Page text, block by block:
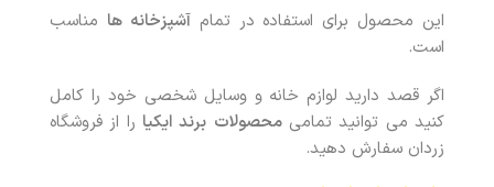
این محصول برای استفاده در تمامآشپزخانه ها مناسب
است.
اگر قصد دارید لوازم خانه و وسایل شخصی خود را کامل
کنید می توانید تمامیمحصولات برند ایکیا را از فروشگاه
زردان سفارش دهید.